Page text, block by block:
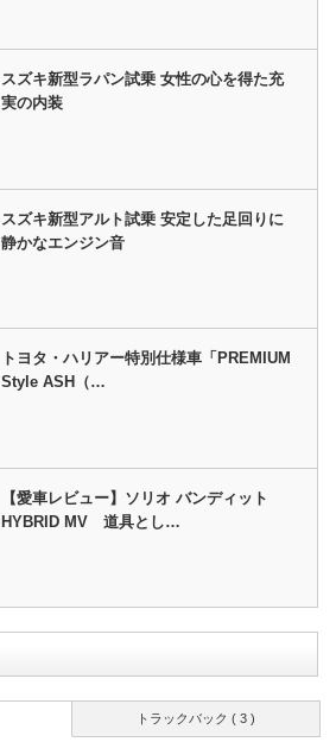
スズキ新型ラパン試乗 女性の心を得た充
実の内装
スズキ新型アルト試乗 安定した足回りに
静かなエンジン音
トヨタ・ハリアー特別仕様車「PREMIUM
Style ASH（…
【愛車レビュー】ソリオ バンディット
HYBRID MV 道具とし…
トラックバック ( 3 )